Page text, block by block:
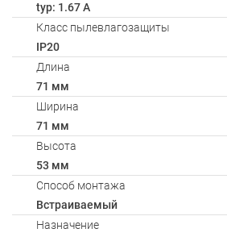
typ: 1.67 A
Класс пылевлагозащиты
IP20
Длина
71 мм
Ширина
71 мм
Высота
53 мм
Способ монтажа
Встраиваемый
Назначение